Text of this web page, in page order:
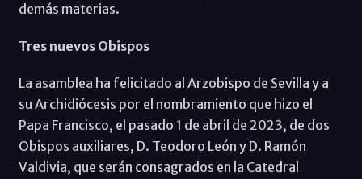
demás materias.
Tres nuevos Obispos
La asamblea ha felicitado al Arzobispo de Sevilla y a
su Archidiócesis por el nombramiento que hizo el
Papa Francisco, el pasado 1 de abril de 2023, de dos
Obispos auxiliares, D. Teodoro León y D. Ramón
Valdivia, que serán consagrados en la Catedral